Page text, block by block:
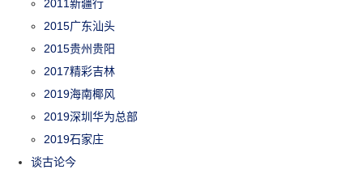
2011新疆行
2015广东汕头
2015贵州贵阳
2017精彩吉林
2019海南椰风
2019深圳华为总部
2019石家庄
谈古论今